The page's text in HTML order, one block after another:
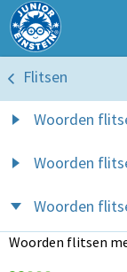
Flitsen
Woorden
Woorden
Woorden
Woorden flitsen